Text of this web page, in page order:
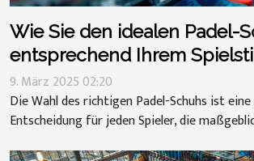
Wie Sie den idealen Padel-
entsprechend Ihrem
auswählen
9. März 2025 02:20
Die Wahl des richtigen Padel-Schuhs ist
Entscheidung für jeden Spieler, die